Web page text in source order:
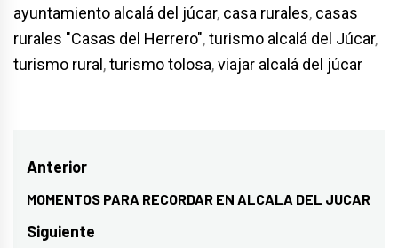
ayuntamiento alcalá del júcar, casa rurales, casas
rurales "Casas del Herrero",turismo alcalá del Júcar,
turismo rural ,turismo tolosa,viajar alcalá del júcar
Navegación
de
entradas
Anterior
Entrada
anterior:
MOMENTOS PARA RECORDAR EN ALCALA DEL JUCAR
Siguiente